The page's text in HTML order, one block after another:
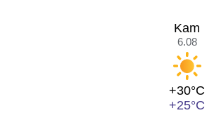
Kam
6.08
+30°C
+25°C